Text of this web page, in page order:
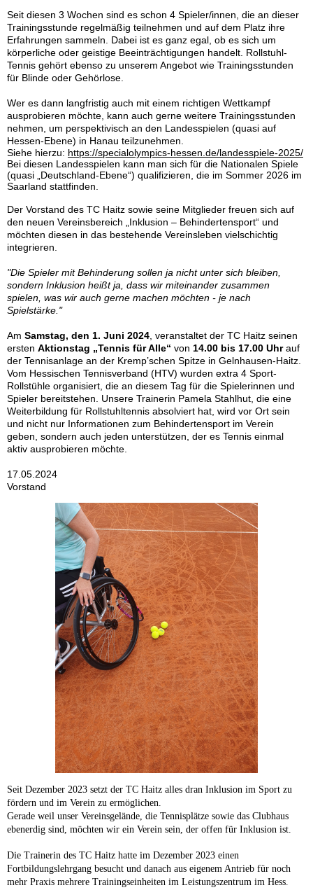
Seit diesen 3 Wochen sind es schon 4 Spieler/innen, die an dieser
Trainingsstunde regelmäßig teilnehmen und auf dem Platz ihre
Erfahrungen sammeln. Dabei ist es ganz egal, ob es sich um
körperliche oder geistige Beeinträchtigungen handelt. Rollstuhl-
Tennis gehört ebenso zu unserem Angebot wie Trainingsstunden
für Blinde oder Gehörlose.
Wer es dann langfristig auch mit einem richtigen Wettkampf
ausprobieren möchte, kann auch gerne weitere Trainingsstunden
nehmen, um perspektivisch an den Landesspielen (quasi auf
Hessen-Ebene) in Hanau teilzunehmen.
Siehe hierzu: https://specialolympics-hessen.de/landesspiele-2025/
Bei diesen Landesspielen kann man sich für die Nationalen Spiele
(quasi „Deutschland-Ebene“) qualifizieren, die im Sommer 2026 im
Saarland stattfinden.
Der Vorstand des TC Haitz sowie seine Mitglieder freuen sich auf
den neuen Vereinsbereich „Inklusion – Behindertensport“ und
möchten diesen in das bestehende Vereinsleben vielschichtig
integrieren.
"Die Spieler mit Behinderung sollen ja nicht unter sich bleiben,
sondern Inklusion heißt ja, dass wir miteinander zusammen
spielen, was wir auch gerne machen möchten - je nach
Spielstärke."
Am Samstag, den 1. Juni 2024 , veranstaltet der TC Haitz seinen
ersten Aktionstag „Tennis für Alle“ von 14.00 bis 17.00 Uhrauf
der Tennisanlage an der Kremp’schen Spitze in Gelnhausen-Haitz.
Vom Hessischen Tennisverband (HTV) wurden extra 4 Sport-
Rollstühle organisiert, die an diesem Tag für die Spielerinnen und
Spieler bereitstehen. Unsere Trainerin Pamela Stahlhut, die eine
Weiterbildung für Rollstuhltennis absolviert hat, wird vor Ort sein
und nicht nur Informationen zum Behindertensport im Verein
geben, sondern auch jeden unterstützen, der es Tennis einmal
aktiv ausprobieren möchte.
17.05.2024
Vorstand
Seit Dezember 2023 setzt der TC Haitz alles dran Inklusion im Sport zu
fördern und im Verein zu ermöglichen.
Gerade weil unser Vereinsgelände, die Tennisplätze sowie das Clubhaus
ebenerdig sind, möchten wir ein Verein sein, der offen für Inklusion ist.
Die Trainerin des TC Haitz hatte im Dezember 2023 einen
Fortbildungslehrgang besucht und danach aus eigenem Antrieb für noch
mehr Praxis mehrere Trainingseinheiten im Leistungszentrum im Hess.